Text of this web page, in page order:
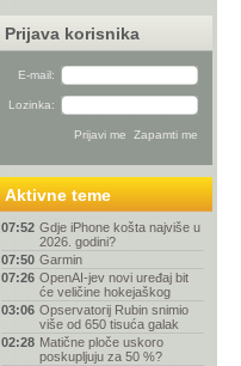
Prijava korisnika
E-mail:
Lozinka:
Aktivne teme
07:52 Gdje iPhone košta najviše u
2026. godini?
07:50 Garmin
07:26 OpenAI-jev novi uređaj bit
će veličine hokejaškog
03:06 Opservatorij Rubin snimio
više od 650 tisuća galak
02:28 Matične ploče uskoro
poskupljuju za 50 %?